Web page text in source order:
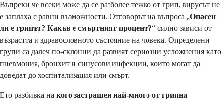
Въпреки че всеки може да се разболее тежко от грип, вирусът не
е заплаха с равни възможности. Отговорът на въпроса „Опасен
ли е грипът? Какъв е смъртният процент?“ силно зависи от
възрастта и здравословното състояние на човека. Определени
групи са далеч по-склонни да развият сериозни усложнения като
пневмония, бронхит и синусови инфекции, които могат да
доведат до хоспитализация или смърт.
Ето разбивка на кого застрашен най-много от грипни